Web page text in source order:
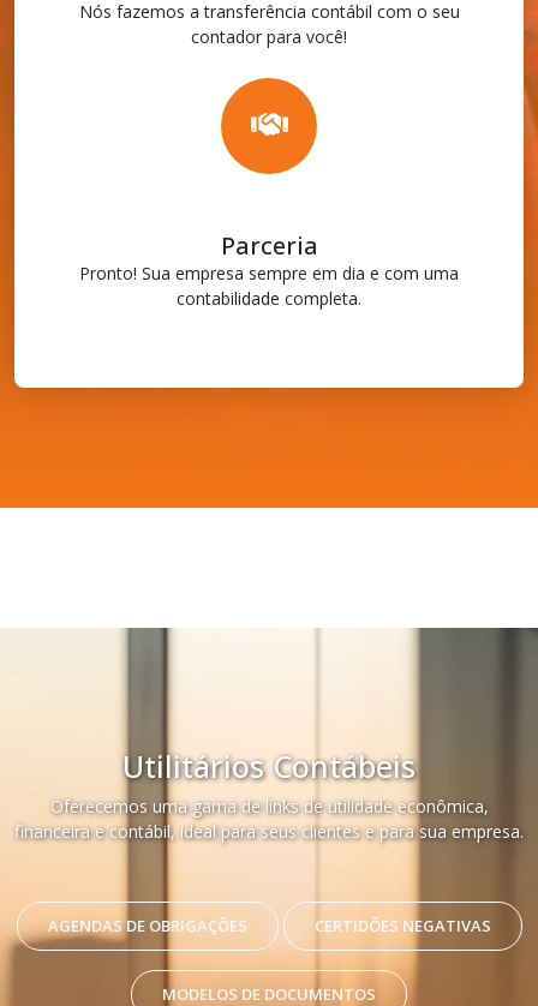
Nós fazemos a transferência contábil com o seu
contador para você!
Parceria
Pronto! Sua empresa sempre em dia e com uma
contabilidade completa.
Utilitários Contábeis
Oferecemos uma gama de links de utilidade econômica,
financeira e contábil, ideal para seus clientes e para sua empresa.
AGENDAS DE OBRIGAÇÕES CERTIDÕES NEGATIVAS
MODELOS DE DOCUMENTOS